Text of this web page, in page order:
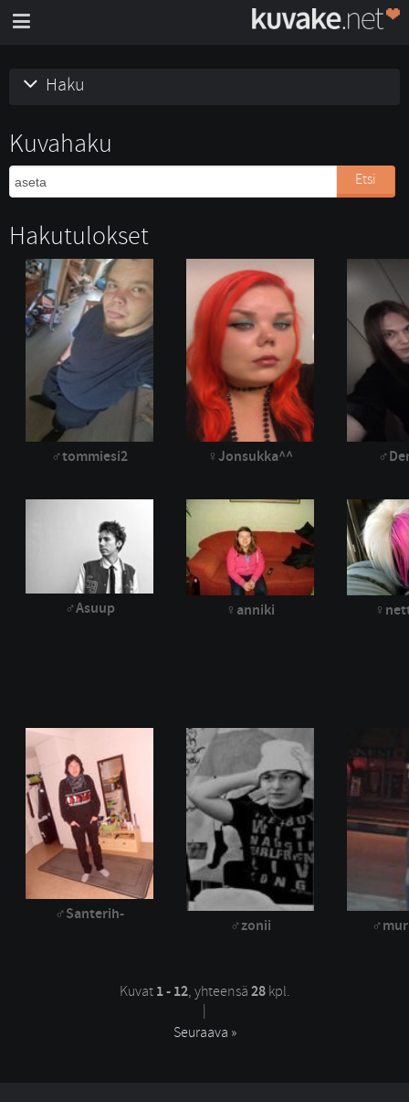
Haku
Kuvahaku
Etsi
Hakutulokset
tommiesi2 Jonsukka^^
Asuup anniki
Santerih-
zonii
Kuvat 1 - 12, yhteensä 28kpl.
Seuraava »